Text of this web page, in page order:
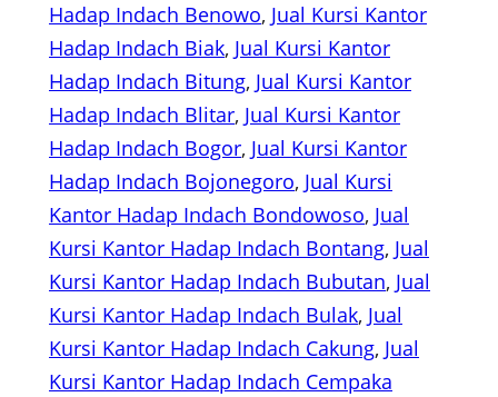
Hadap Indach Benowo, Jual Kursi Kantor
Hadap Indach Biak, Jual Kursi Kantor
Hadap Indach Bitung, Jual Kursi Kantor
Hadap Indach Blitar, Jual Kursi Kantor
Hadap Indach Bogor, Jual Kursi Kantor
Hadap Indach Bojonegoro, Jual Kursi
Kantor Hadap Indach Bondowoso, Jual
Kursi Kantor Hadap Indach Bontang, Jual
Kursi Kantor Hadap Indach Bubutan, Jual
Kursi Kantor Hadap Indach Bulak, Jual
Kursi Kantor Hadap Indach Cakung, Jual
Kursi Kantor Hadap Indach Cempaka